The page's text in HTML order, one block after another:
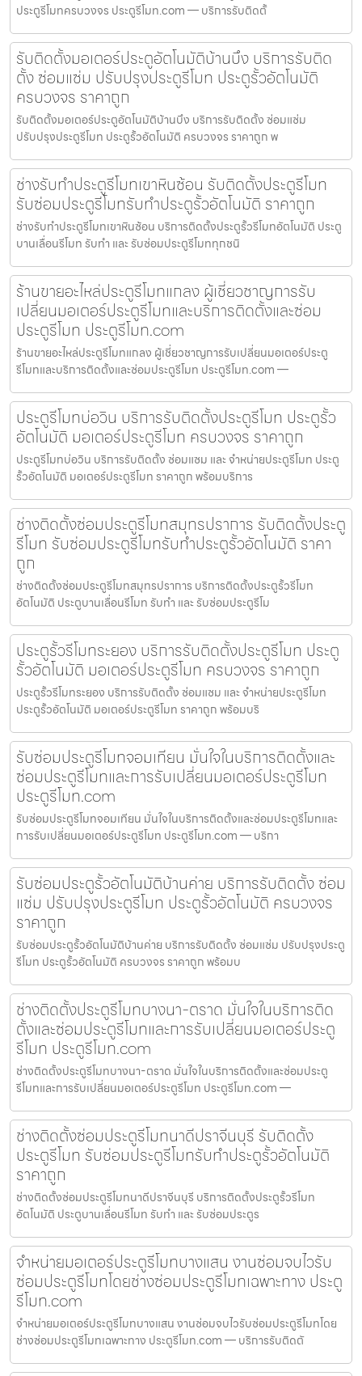
ประตูรีโมทครบวงจร ประตูรีโมท.com — บริการรับติดตั้
รับติดตั้งมอเตอร์ประตูอัตโนมัติบ้านบึง บริการรับติด
ตั้ง ซ่อมแซ่ม ปรับปรุงประตูรีโมท ประตูรั้วอัตโนมัติ
ครบวงจร ราคาถูก
รับติดตั้งมอเตอร์ประตูอัตโนมัติบ้านบึง บริการรับติดตั้ง ซ่อมแซ่ม
ปรับปรุงประตูรีโมท ประตูรั้วอัตโนมัติ ครบวงจร ราคาถูก พ
ช่างรับทำประตูรีโมทเขาหินซ้อน รับติดตั้งประตูรีโมท
รับซ่อมประตูรีโมทรับทำประตูรั้วอัตโนมัติ ราคาถูก
ช่างรับทำประตูรีโมทเขาหินซ้อน บริการติดตั้งประตูรั้วรีโมทอัตโนมัติ ประตู
บานเลื่อนรีโมท รับทำ และ รับซ่อมประตูรีโมททุกชนิ
ร้านขายอะไหล่ประตูรีโมทแกลง ผู้เชี่ยวชาญการรับ
เปลี่ยนมอเตอร์ประตูรีโมทและบริการติดตั้งและซ่อม
ประตูรีโมท ประตูรีโมท.com
ร้านขายอะไหล่ประตูรีโมทแกลง ผู้เชี่ยวชาญการรับเปลี่ยนมอเตอร์ประตู
รีโมทและบริการติดตั้งและซ่อมประตูรีโมท ประตูรีโมท.com —
ประตูรีโมทบ่อวิน บริการรับติดตั้งประตูรีโมท ประตูรั้ว
อัตโนมัติ มอเตอร์ประตูรีโมท ครบวงจร ราคาถูก
ประตูรีโมทบ่อวิน บริการรับติดตั้ง ซ่อมแซม และ จำหน่ายประตูรีโมท ประตู
รั้วอัตโนมัติ มอเตอร์ประตูรีโมท ราคาถูก พร้อมบริการ
ช่างติดตั้งซ่อมประตูรีโมทสมุทรปราการ รับติดตั้งประตู
รีโมท รับซ่อมประตูรีโมทรับทำประตูรั้วอัตโนมัติ ราคา
ถูก
ช่างติดตั้งซ่อมประตูรีโมทสมุทรปราการ บริการติดตั้งประตูรั้วรีโมท
อัตโนมัติ ประตูบานเลื่อนรีโมท รับทำ และ รับซ่อมประตูรีโม
ประตูรั้วรีโมทระยอง บริการรับติดตั้งประตูรีโมท ประตู
รั้วอัตโนมัติ มอเตอร์ประตูรีโมท ครบวงจร ราคาถูก
ประตูรั้วรีโมทระยอง บริการรับติดตั้ง ซ่อมแซม และ จำหน่ายประตูรีโมท
ประตูรั้วอัตโนมัติ มอเตอร์ประตูรีโมท ราคาถูก พร้อมบริ
รับซ่อมประตูรีโมทจอมเทียน มั่นใจในบริการติดตั้งและ
ซ่อมประตูรีโมทและการรับเปลี่ยนมอเตอร์ประตูรีโมท
ประตูรีโมท.com
รับซ่อมประตูรีโมทจอมเทียน มั่นใจในบริการติดตั้งและซ่อมประตูรีโมทและ
การรับเปลี่ยนมอเตอร์ประตูรีโมท ประตูรีโมท.com — บริกา
รับซ่อมประตูรั้วอัตโนมัติบ้านค่าย บริการรับติดตั้ง ซ่อม
แซ่ม ปรับปรุงประตูรีโมท ประตูรั้วอัตโนมัติ ครบวงจร
ราคาถูก
รับซ่อมประตูรั้วอัตโนมัติบ้านค่าย บริการรับติดตั้ง ซ่อมแซ่ม ปรับปรุงประตู
รีโมท ประตูรั้วอัตโนมัติ ครบวงจร ราคาถูก พร้อมบ
ช่างติดตั้งประตูรีโมทบางนา-ตราด มั่นใจในบริการติด
ตั้งและซ่อมประตูรีโมทและการรับเปลี่ยนมอเตอร์ประตู
รีโมท ประตูรีโมท.com
ช่างติดตั้งประตูรีโมทบางนา-ตราด มั่นใจในบริการติดตั้งและซ่อมประตู
รีโมทและการรับเปลี่ยนมอเตอร์ประตูรีโมท ประตูรีโมท.com —
ช่างติดตั้งซ่อมประตูรีโมทนาดีปราจีนบุรี รับติดตั้ง
ประตูรีโมท รับซ่อมประตูรีโมทรับทำประตูรั้วอัตโนมัติ
ราคาถูก
ช่างติดตั้งซ่อมประตูรีโมทนาดีปราจีนบุรี บริการติดตั้งประตูรั้วรีโมท
อัตโนมัติ ประตูบานเลื่อนรีโมท รับทำ และ รับซ่อมประตูร
จำหน่ายมอเตอร์ประตูรีโมทบางแสน งานซ่อมจบไวรับ
ซ่อมประตูรีโมทโดยช่างซ่อมประตูรีโมทเฉพาะทาง ประตู
รีโมท.com
จำหน่ายมอเตอร์ประตูรีโมทบางแสน งานซ่อมจบไวรับซ่อมประตูรีโมทโดย
ช่างซ่อมประตูรีโมทเฉพาะทาง ประตูรีโมท.com — บริการรับติดตั